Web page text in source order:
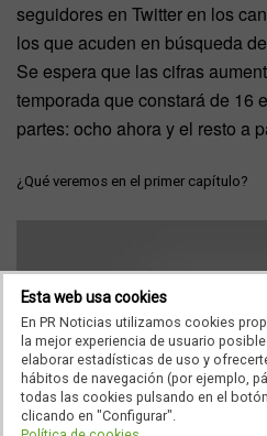
seguidores en Twitter en los
los que acuden en búsqueda
Se espera que las cifras
temporada que constará de 16
partes: ocho ahora y el resto a
¿Qué veremos en el primer capítulo?
Esta web usa cookies
En PR Noticias utilizamos cookies
la mejor experiencia de usuario
elaborar estadísticas de uso y
hábitos de navegación (por ejemplo,
todas las cookies pulsando en el
clicando en "Configurar".